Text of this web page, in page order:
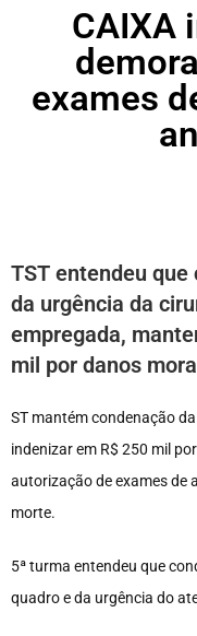
CAIXA
exames
TST entendeu
da urgência da
empregada,
mil por danos
ST mantém condenação
indenizar em R$ 250 mil
autorização de exames de
morte.
5ª turma entendeu que
quadro e da urgência do